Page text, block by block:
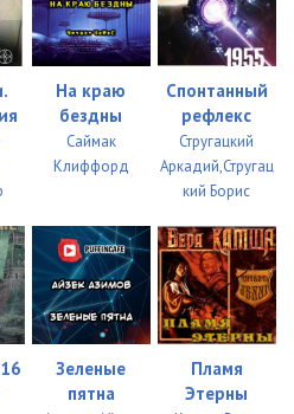
На краю
бездны
Саймак
Клиффорд
Спонтанный
рефлекс
Стругацкий
Аркадий,Стругац
кий Борис
Зеленые
пятна
Пламя
Этерны